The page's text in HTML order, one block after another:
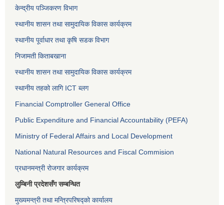
केन्द्रीय पञ्जिकरण विभाग
स्थानीय शासन तथा सामुदायिक विकास कार्यक्रम
स्थानीय पूर्वाधार तथा कृषि सडक विभाग
निजामती किताबखाना
स्थानीय शासन तथा सामुदायिक विकास कार्यक्रम
स्थानीय तहको लागि ICT ब्लग
Financial Comptroller General Office
Public Expenditure and Financial Accountability (PEFA)
Ministry of Federal Affairs and Local Development
National Natural Resources and Fiscal Commision
प्रधानमन्त्री रोजगार कार्यक्रम
लुम्बिनी प्रदेशसँग सम्बन्धित
मुख्यमन्त्री तथा मन्त्रिपरिषद्को कार्यालय